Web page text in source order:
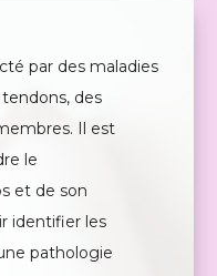
par des maladies
des
Il est
le
et de son
identifier les
pathologie